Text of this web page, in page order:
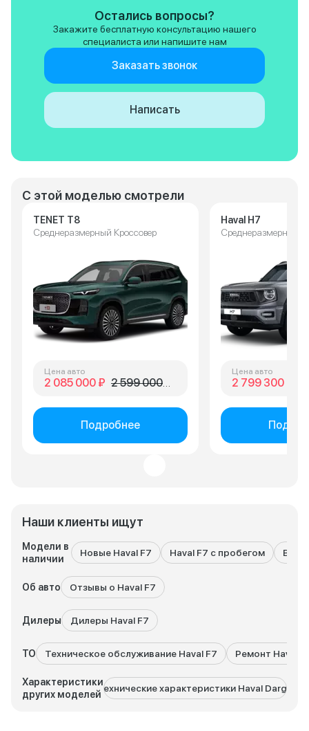
Наши клиенты ищут
Модели в
наличии
Новые Haval F7 Haval F7 с пробегом Все
Об авто Отзывы о Haval F7
Дилеры Дилеры Haval F7
ТО Техническое обслуживание Haval F7 Ремонт Haval
Характеристики
других моделей
Технические характеристики Haval Dargo
С этой моделью смотрели
TENET T8
Среднеразмерный Кроссовер
Цена авто
2 085 000 ₽ 2 599 000 ₽
Подробнее
Haval H7
Среднеразмерный
Цена авто
2 799 300 ₽
Остались вопросы?
Закажите бесплатную консультацию нашего
специалиста или напишите нам
Заказать звонок
Написать